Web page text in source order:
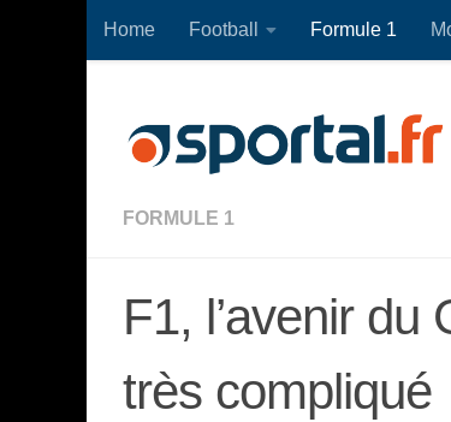
Skip to content
Home Football Formule 1
FORMULE 1
F1, l’avenir du
très compliqué